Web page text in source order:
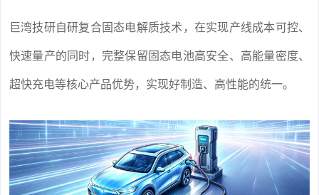
巨湾技研自研复合固态电解质技术，在实现产线成本可控、
快速量产的同时，完整保留固态电池高安全、高能量密度、
超快充电等核心产品优势，实现好制造、高性能的统一。